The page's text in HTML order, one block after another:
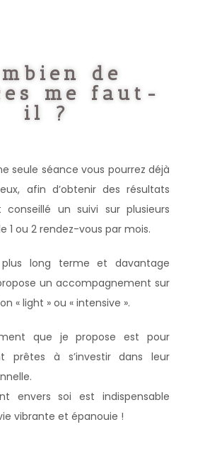
de
me faut-
il ?
seule séance vous pourrez déjà
afin d’obtenir des résultats
conseillé un suivi sur plusieurs
1 ou 2 rendez-vous par mois.
long terme et davantage
un accompagnement sur
« light » ou « intensive ».
que je propose est pour
prêtes à s’investir dans leur
envers soi est indispensable
vibrante et épanouie !